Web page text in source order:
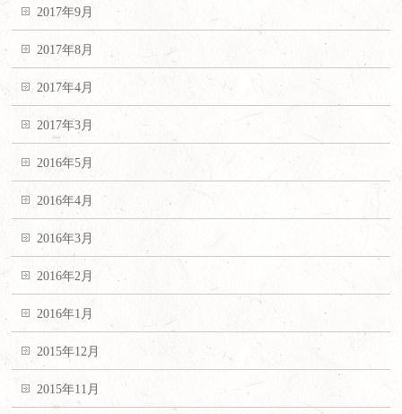
2017年9月
2017年8月
2017年4月
2017年3月
2016年5月
2016年4月
2016年3月
2016年2月
2016年1月
2015年12月
2015年11月